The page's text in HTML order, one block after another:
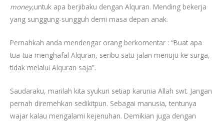
money,untuk apa berjibaku dengan Alquran. Mending bekerja
yang sunggung-sungguh demi masa depan anak.
Pernahkah anda mendengar orang berkomentar : “Buat apa
tua-tua menghafal Alquran, seribu satu jalan menuju ke surga,
tidak melalui Alquran saja”.
Saudaraku, marilah kita syukuri setiap karunia Allah swt. Jangan
pernah diremehkan sedikitpun. Sebagai manusia, tentunya
wajar kalau mengalami kejenuhan. Demikian juga dengan